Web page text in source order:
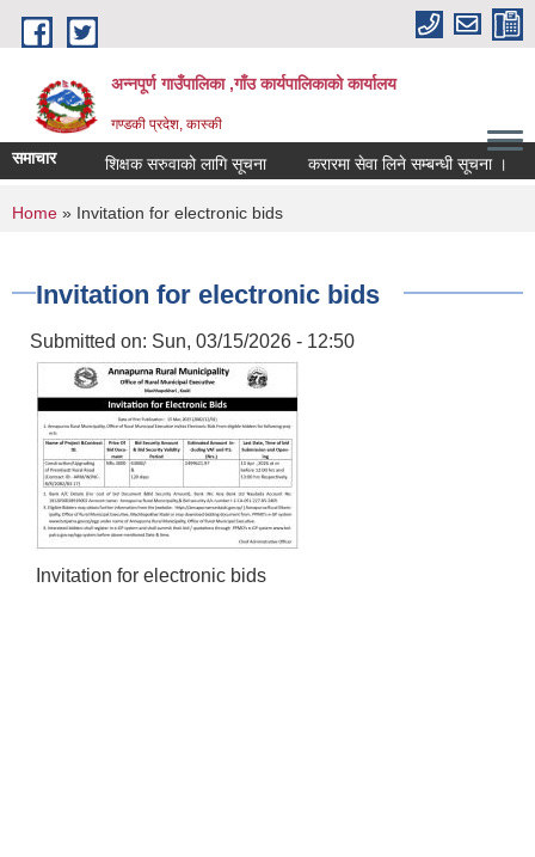
Skip to main content
अन्नपूर्ण गाउँपालिका ,गाँउ कार्यपालिकाको कार्यालय
गण्डकी प्रदेश, कास्की
समाचार शिक्षक सरुवाको लागि सूचना करारमा सेवा लिने सम्बन्धी सूचना ।
You are here
Home » Invitation for electronic bids
Invitation for electronic bids
Submitted on: Sun, 03/15/2026 - 12:50
Invitation for electronic bids